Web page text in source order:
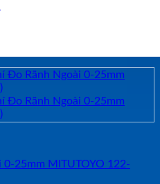
0-25mm MITUTOYO 122-